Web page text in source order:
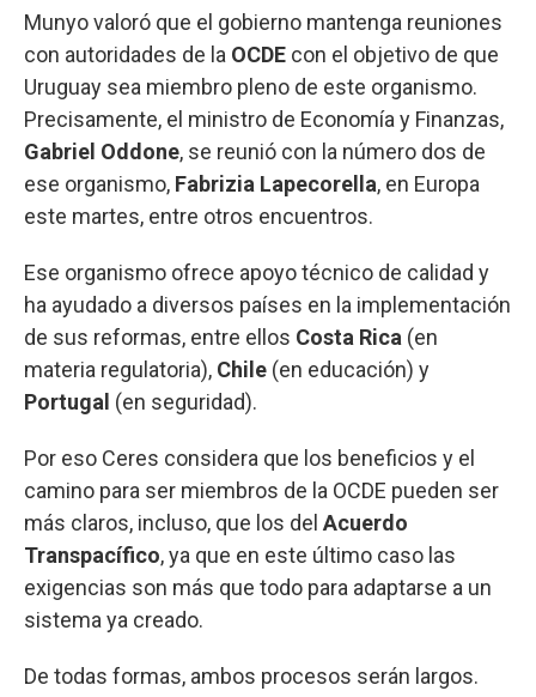
Munyo valoró que el gobierno mantenga reuniones
con autoridades de la OCDE con el objetivo de que
Uruguay sea miembro pleno de este organismo.
Precisamente, el ministro de Economía y Finanzas,
Gabriel Oddone, se reunió con la número dos de
ese organismo, Fabrizia Lapecorella, en Europa
este martes, entre otros encuentros.
Ese organismo ofrece apoyo técnico de calidad y
ha ayudado a diversos países en la implementación
de sus reformas, entre ellos Costa Rica (en
materia regulatoria), Chile (en educación) y
Portugal (en seguridad).
Por eso Ceres considera que los beneficios y el
camino para ser miembros de la OCDE pueden ser
más claros, incluso, que los del Acuerdo
Transpacífico, ya que en este último caso las
exigencias son más que todo para adaptarse a un
sistema ya creado.
De todas formas, ambos procesos serán largos.